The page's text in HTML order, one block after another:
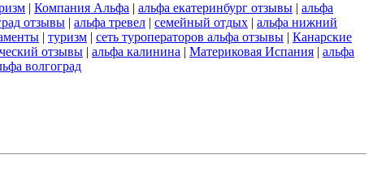
| Компания Альфа | альфа екатеринбург отзывы | альфа
отзывы | альфа тревел | семейный отдых | альфа нижний
| туризм | сеть туроператоров альфа отзывы | Канарские
отзывы | альфа калинина | Материковая Испания | альфа
волгоград